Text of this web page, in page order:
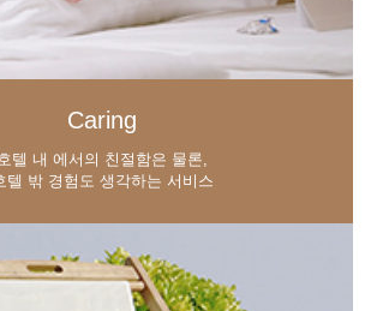
Caring
텔 내 에서의 친절함은 물론,
텔 밖 경험도 생각하는 서비스